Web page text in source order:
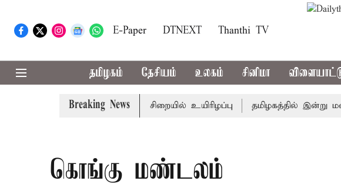
E-Paper DTNEXT Thanthi TV
தமிழகம் தேசியம் உலகம் சினிமா
Breaking News
நில மோசடி: கைதானவர் சிறையில் உயிரிழப்பு தமிழகத்தில் இன்று
கொங்கு மண்டலம்